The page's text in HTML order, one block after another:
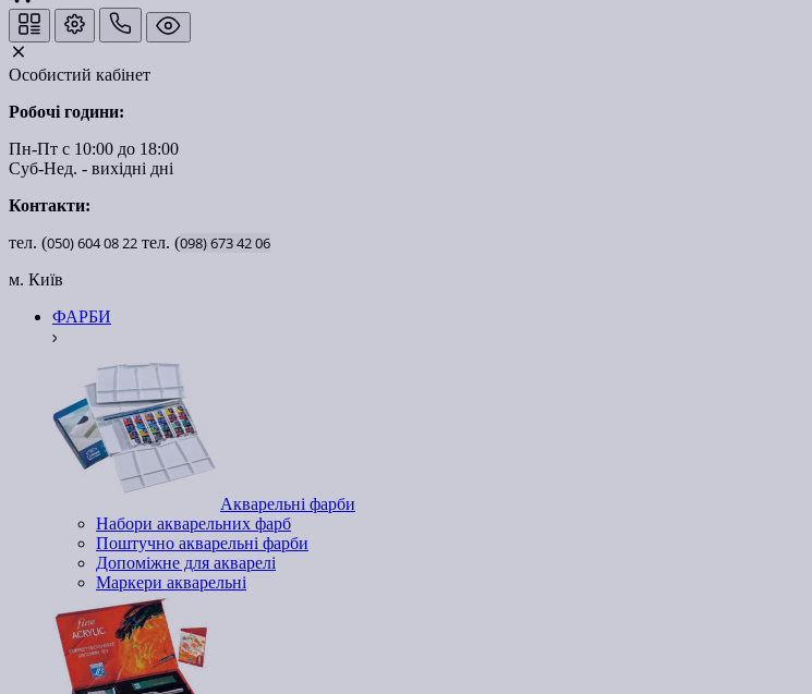
Особистий кабінет
Робочі години:
Пн-Пт с 10:00 до 18:00
Суб-Нед. - вихідні дні
Контакти:
тел. (050)6040822 тел. (098)6734206
м. Київ
ФАРБИ
Акварельні фарби
Набори акварельних фарб
Поштучно акварельні фарби
Допоміжне для акварелі
Маркери акварельні